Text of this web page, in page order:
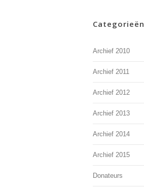
Categorieën
Archief 2010
Archief 2011
Archief 2012
Archief 2013
Archief 2014
Archief 2015
Donateurs